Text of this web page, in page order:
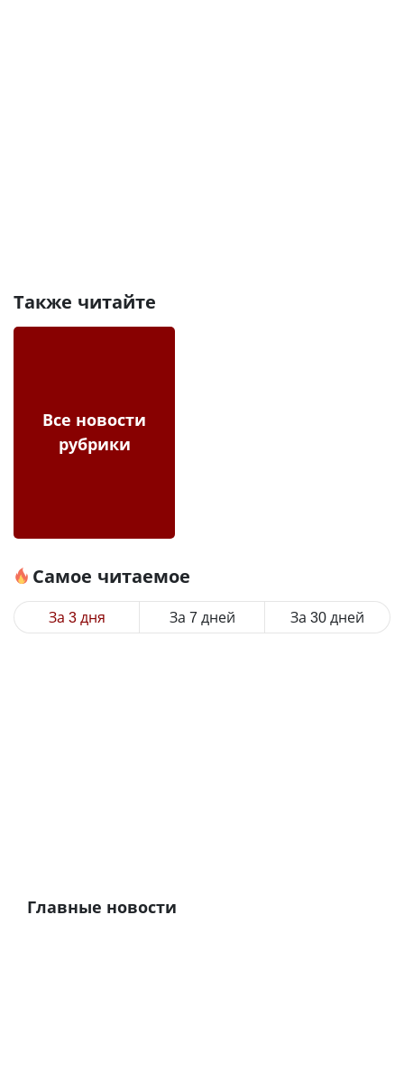
Также читайте
Все новости
рубрики
Самое читаемое
За 3 дня За 7 дней За 30 дней
Главные новости